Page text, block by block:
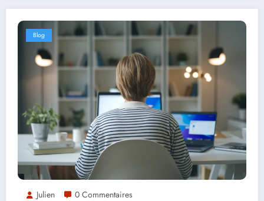
Blog
Julien 0 Commentaires